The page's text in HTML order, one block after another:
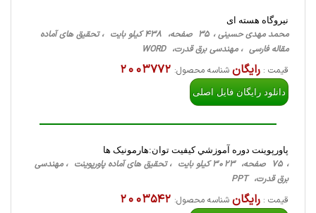
نیروگاه هسته ای
محمد مهدی حسینی ، 35 صفحه، 438 کیلو بایت ، تحقیق های آماده
مقاله فارسی ، مهندسی برق قدرت، WORD
قیمت : رایگانشناسه محصول: 2003772
دانلود رایگان فایل اصلی
پاورپوینت دوره آموزشي كيفيت توان:هارمونیک ها
، 75 صفحه، 3023 کیلو بایت ، تحقیق های آماده پاورپوینت ، مهندسی
برق قدرت، PPT
قیمت : رایگانشناسه محصول: 2003542